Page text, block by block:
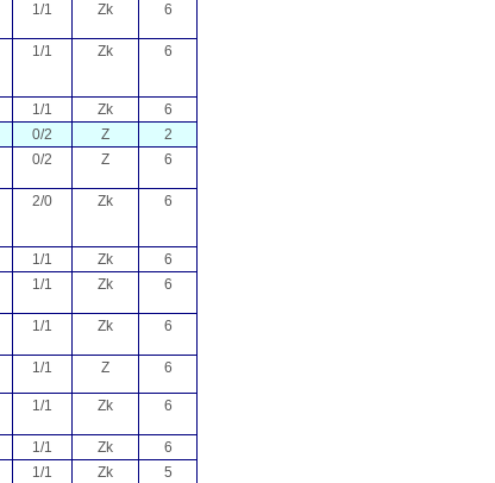
1/1 Zk 6
1/1 Zk 6
1/1 Zk
6
0/2 Z
2
0/2 Z 6
2/0 Zk 6
1/1 Zk
6
1/1 Zk 6
1/1 Zk 6
1/1 Z 6
1/1 Zk 6
1/1 Zk
6
1/1 Zk
5